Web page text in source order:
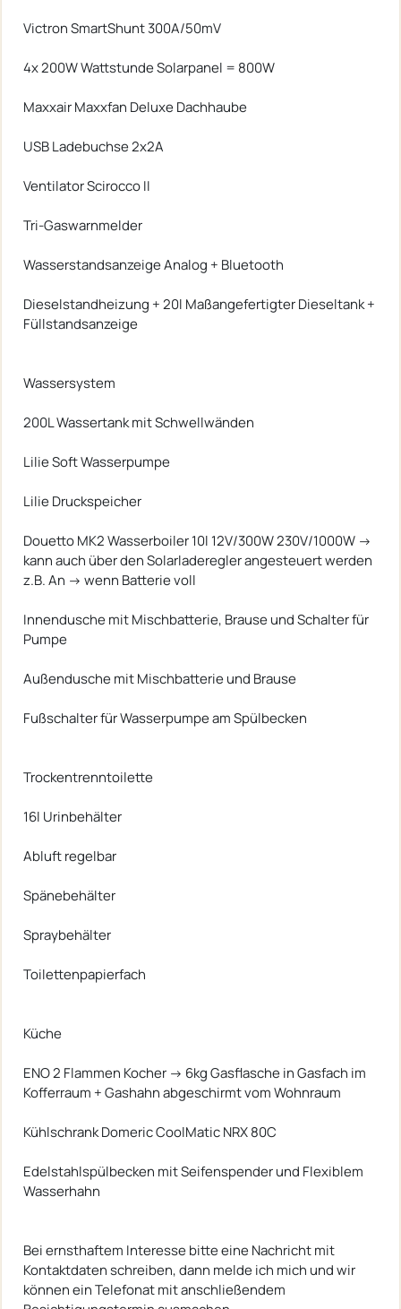
Victron SmartShunt 300A/50mV
4x 200W Wattstunde Solarpanel = 800W
Maxxair Maxxfan Deluxe Dachhaube
USB Ladebuchse 2x2A
Ventilator Scirocco II
Tri-Gaswarnmelder
Wasserstandsanzeige Analog + Bluetooth
Dieselstandheizung + 20l Maßangefertigter Dieseltank +
Füllstandsanzeige
Wassersystem
200L Wassertank mit Schwellwänden
Lilie Soft Wasserpumpe
Lilie Druckspeicher
Douetto MK2 Wasserboiler 10l 12V/300W 230V/1000W ->
kann auch über den Solarladeregler angesteuert werden
z.B. An -> wenn Batterie voll
Innendusche mit Mischbatterie, Brause und Schalter für
Pumpe
Außendusche mit Mischbatterie und Brause
Fußschalter für Wasserpumpe am Spülbecken
Trockentrenntoilette
16l Urinbehälter
Abluft regelbar
Spänebehälter
Spraybehälter
Toilettenpapierfach
Küche
ENO 2 Flammen Kocher -> 6kg Gasflasche in Gasfach im
Kofferraum + Gashahn abgeschirmt vom Wohnraum
Kühlschrank Domeric CoolMatic NRX 80C
Edelstahlspülbecken mit Seifenspender und Flexiblem
Wasserhahn
Bei ernsthaftem Interesse bitte eine Nachricht mit
Kontaktdaten schreiben, dann melde ich mich und wir
können ein Telefonat mit anschließendem